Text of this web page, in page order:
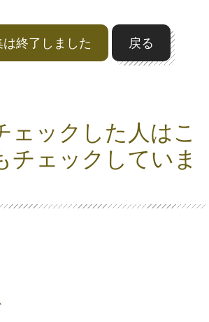
終了しました 戻る
ェックした人はこ
チェックしていま